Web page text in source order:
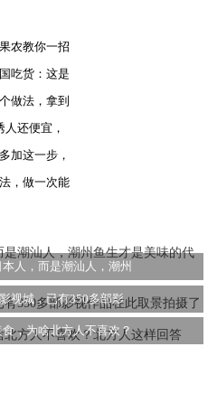
农教你一招
吃货：这是
做法，拿到
还便宜，
加这一步，
，做一次能
人，而是潮汕人，潮州
视城，已有350多部影
，为啥北方人不喜欢？